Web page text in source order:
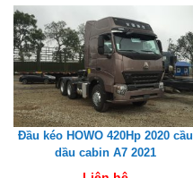
Đầu kéo HOWO 420Hp 2020 cầu
dầu cabin A7 2021